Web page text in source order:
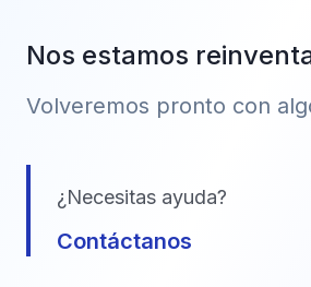
Nos estamos
Volveremos pronto con
¿Necesitas ayuda?
Contáctanos